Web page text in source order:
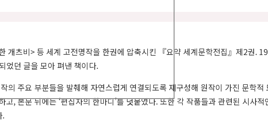
개츠비> 등 세계 고전명작을 한권에 압축시킨 『요약 세계문학전집』제2권.
었던 글을 모아 펴낸 책이다.
의 주요 부분들을 발췌해 자연스럽게 연결되도록 재구성해 원작이 가진 문학
고, 본문 뒤에는 ‘편집자의 한마디’를 덧붙였다. 또한 각 작품들과 관련된 시사
.